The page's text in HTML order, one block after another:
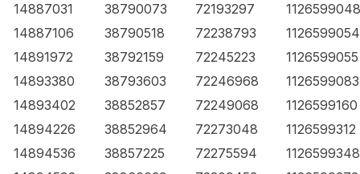
14887031
38790073 72193297
1126599048
14887106
38790518 72238793
1126599054
14891972
38792159 72245223
1126599055
14893380
38793603 72246968
1126599083
14893402
38852857 72249068
1126599160
14894226
38852964 72273048
1126599312
14894536
38857225 72275594
1126599348